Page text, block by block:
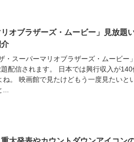
オブラザーズ・ムービー」見放題
・スーパーマリオブラザーズ・ムービー
配信されます。 日本では興行収入が140
。 映画館で見たけどもう一度見たいと